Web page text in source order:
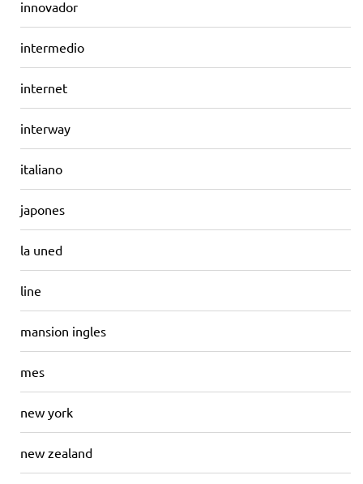
innovador
intermedio
internet
interway
italiano
japones
la uned
line
mansion ingles
mes
new york
new zealand